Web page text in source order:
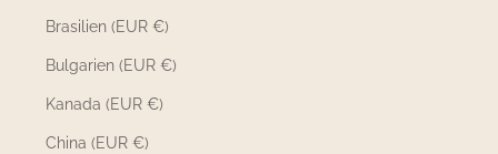
Brasilien (EUR €)
Bulgarien (EUR €)
Kanada (EUR €)
China (EUR €)